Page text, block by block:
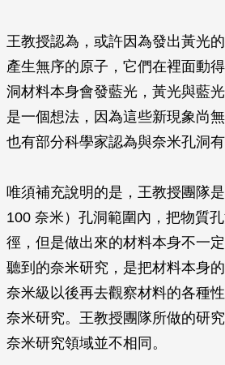
王教授認為，或許因為發出黃光
產生無序的原子，它們在裡面動
洞材料本身會發藍光，黃光與藍
是一個想法，因為這些新現象尚
也有部分科學家認為與奈米孔洞有
唯須補充說明的是，王教授團隊
100 奈米）孔洞範圍內，把物質
徑，但是做出來的材料本身不一
聽到的奈米研究，是把材料本身
奈米級以後再去觀察材料的各種
奈米研究。王教授團隊所做的研
奈米研究領域並不相同。